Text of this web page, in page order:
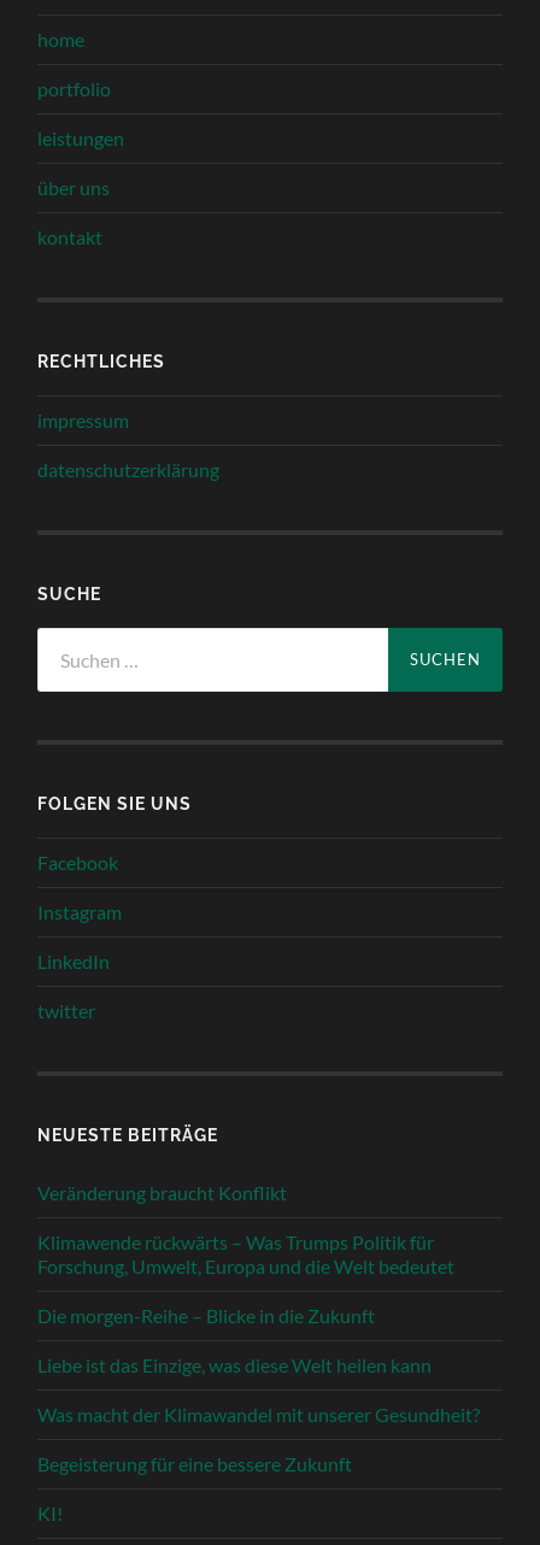
home
portfolio
leistungen
über uns
kontakt
RECHTLICHES
impressum
datenschutzerklärung
SUCHE
nach:
FOLGEN SIE UNS
Facebook
Instagram
LinkedIn
twitter
NEUESTE BEITRÄGE
Veränderung braucht Konflikt
Klimawende rückwärts – Was Trumps Politik für
Forschung, Umwelt, Europa und die Welt bedeutet
Die morgen-Reihe – Blicke in die Zukunft
Liebe ist das Einzige, was diese Welt heilen kann
Was macht der Klimawandel mit unserer Gesundheit?
Begeisterung für eine bessere Zukunft
KI!